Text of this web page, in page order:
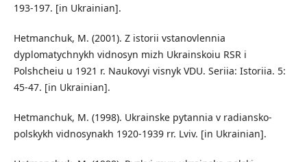
193-197. [in Ukrainian].
Hetmanchuk, M. (2001). Z istorii vstanovlennia
dyplomatychnykh vidnosyn mizh Ukrainskoiu RSR i
Polshcheiu u 1921 r. Naukovyi visnyk VDU. Seriia: Istoriia. 5:
45-47. [in Ukrainian].
Hetmanchuk, M. (1998). Ukrainske pytannia v radiansko-
polskykh vidnosynakh 1920-1939 rr. Lviv. [in Ukrainian].